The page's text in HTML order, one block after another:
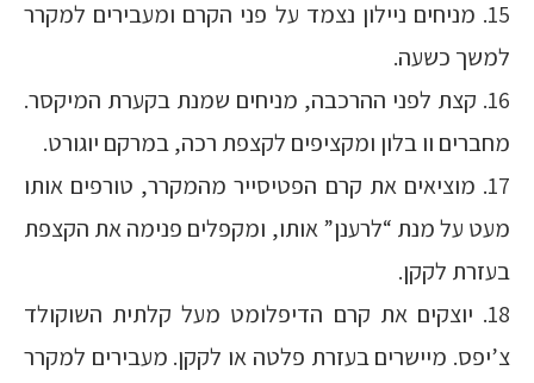
15. מניחים ניילון נצמד על פני הקרם ומעבירים למקרר
למשך כשעה.
16. קצת לפני ההרכבה, מניחים שמנת בקערת המיקסר.
מחברים וו בלון ומקציפים לקצפת רכה, במרקם יוגורט.
17. מוציאים את קרם הפטיסייר מהמקרר, טורפים אותו
מעט על מנת “לרענן” אותו, ומקפלים פנימה את הקצפת
בעזרת לקקן.
18. יוצקים את קרם הדיפלומט מעל קלתית השוקולד
צ’יפס. מיישרים בעזרת פלטה או לקקן. מעבירים למקרר